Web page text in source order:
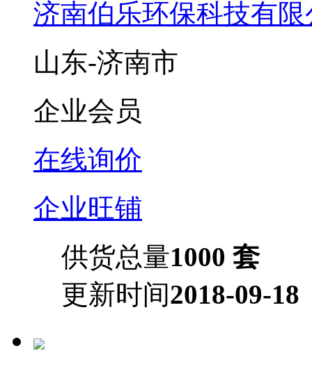
济南伯乐环保科技有限
山东-济南市
企业会员
在线询价
企业旺铺
供货总量1000 套
更新时间2018-09-18